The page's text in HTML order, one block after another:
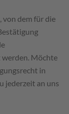
von dem für die
werden. Möchte
in
jederzeit an uns